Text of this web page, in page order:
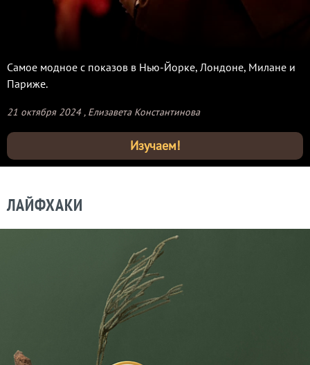
Самое модное с показов в Нью-Йорке, Лондоне, Милане и
Париже.
21 октября 2024, Елизавета Константинова
Изучаем!
ЛАЙФХАКИ